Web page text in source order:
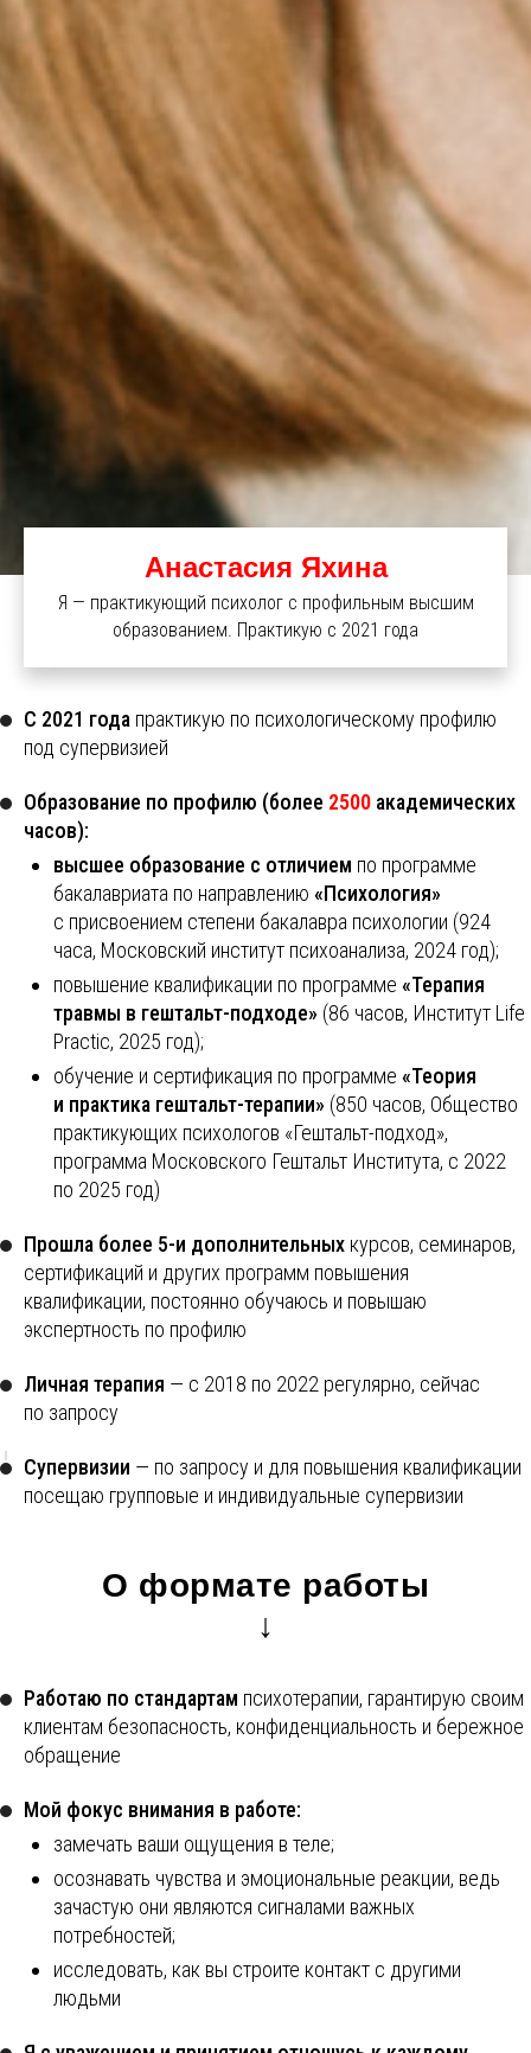
Анастасия Яхина
Я — практикующий психолог с профильным высшим
образованием. Практикую с 2021 года
C 2021 года практикую по психологическому профилю
под супервизией
Образование по профилю (более 2500 академических
часов):
высшее образование с отличием по программе
бакалавриата по направлению «Психология»
с присвоением степени бакалавра психологии (924
часа, Московский институт психоанализа, 2024 год);
повышение квалификации по программе «Терапия
травмы в гештальт-подходе» (86 часов, Институт Life
Practic, 2025 год);
обучение и сертификация по программе «Теория
и практика гештальт-терапии» (850 часов, Общество
практикующих психологов «Гештальт-подход»,
программа Московского Гештальт Института, с 2022
по 2025 год)
Прошла более 5-и дополнительных курсов, семинаров,
сертификаций и других программ повышения
квалификации, постоянно обучаюсь и повышаю
экспертность по профилю
Личная терапия — с 2018 по 2022 регулярно, сейчас
по запросу
Супервизии — по запросу и для повышения квалификации
посещаю групповые и индивидуальные супервизии
О формате работы
↓
Работаю по стандартам психотерапии, гарантирую своим
клиентам безопасность, конфиденциальность и бережное
обращение
Мой фокус внимания в работе:
замечать ваши ощущения в теле;
осознавать чувства и эмоциональные реакции, ведь
зачастую они являются сигналами важных
потребностей;
исследовать, как вы строите контакт с другими
людьми